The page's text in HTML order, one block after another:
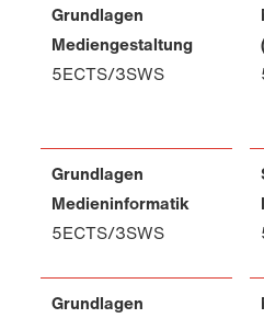
Grundlagen
Mediengestaltung
5ECTS/3SWS
Grundlagen
Medieninformatik
5ECTS/3SWS
Grundlagen